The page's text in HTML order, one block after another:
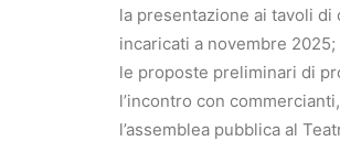
la presentazione ai tavoli
incaricati a novembre 2025;
le proposte preliminari di
l’incontro con
l’assemblea pubblica al